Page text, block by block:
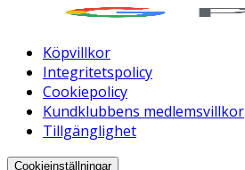
Köpvillkor
Integritetspolicy
Cookiepolicy
Kundklubbens medlemsvillkor
Tillgänglighet
Cookieinställningar